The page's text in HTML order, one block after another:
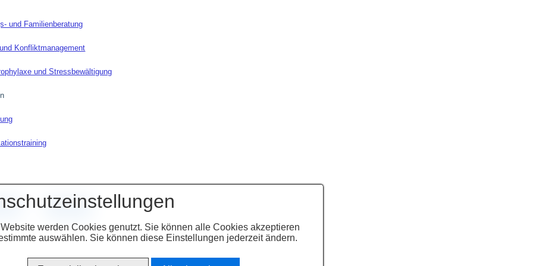
und Familienberatung
Konfliktmanagement
und Stressbewältigung
Zurück
werden Cookies genutzt. Sie können alle Cookies akzeptieren
auswählen. Sie können diese Einstellungen jederzeit ändern.